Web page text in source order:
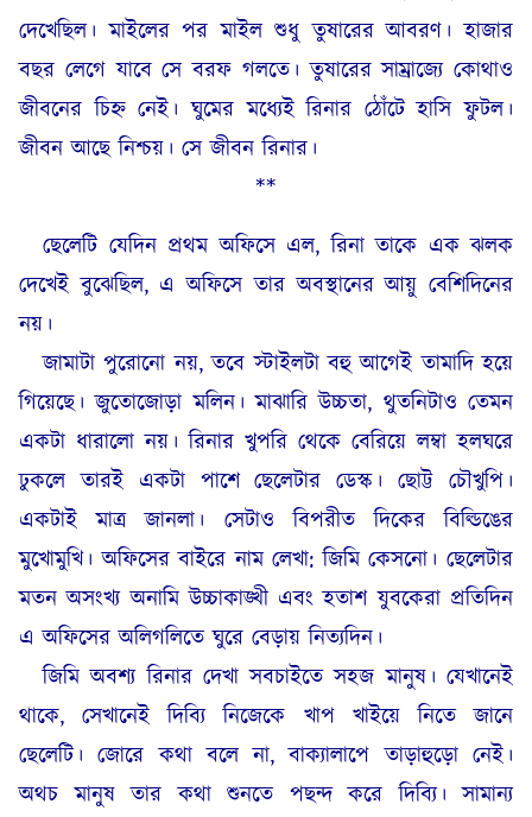
দেখেছিল। মাইলের পর মাইল শুধু তুষারের আবরণ। হাজার
বছর লেগে যাবে সে বরফ গলতে। তুষারের সাম্রাজ্যে কোথাও
জীবনের চিহ্ন নেই। ঘুমের মধ্যেই রিনার ঠোঁটে হাসি ফুটল।
জীবন আছে নিশ্চয়। সে জীবন রিনার।
**
ছেলেটি যেদিন প্রথম অফিসে এল, রিনা তাকে এক ঝলক
দেখেই বুঝেছিল, এ অফিসে তার অবস্থানের আয়ু বেশিদিনের
নয়।
জামাটা পুরোনো নয়, তবে স্টাইলটা বহু আগেই তামাদি হয়ে
গিয়েছে। জুতোজোড়া মলিন। মাঝারি উচ্চতা, থুতনিটাও তেমন
একটা ধারালো নয়। রিনার খুপরি থেকে বেরিয়ে লম্বা হলঘরে
ঢুকলে তারই একটা পাশে ছেলেটার ডেস্ক। ছোট্ট চৌখুপি।
একটাই মাত্র জানলা। সেটাও বিপরীত দিকের বিল্ডিঙের
মুখোমুখি। অফিসের বাইরে নাম লেখা: জিমি কেসনো। ছেলেটার
মতন অসংখ্য অনামি উচ্চাকাঙ্খী এবং হতাশ যুবকেরা প্রতিদিন
এ অফিসের অলিগলিতে ঘুরে বেড়ায় নিত্যদিন।
জিমি অবশ্য রিনার দেখা সবচাইতে সহজ মানুষ। যেখানেই
থাকে, সেখানেই দিব্যি নিজেকে খাপ খাইয়ে নিতে জানে
ছেলেটি। জোরে কথা বলে না, বাক্যালাপে তাড়াহুড়ো নেই।
অথচ মানুষ তার কথা শুনতে পছন্দ করে দিব্যি। সামান্য